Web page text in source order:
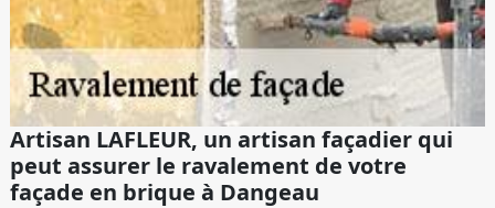
Artisan LAFLEUR, un artisan façadier qui
peut assurer le ravalement de votre
façade en brique à Dangeau